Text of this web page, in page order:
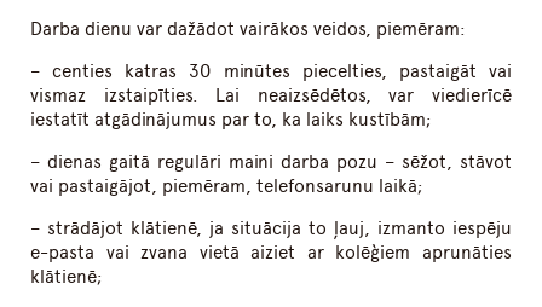
Darba dienu var dažādot vairākos veidos, piemēram:
– centies katras 30 minūtes piecelties, pastaigāt vai
vismaz izstaipīties. Lai neaizsēdētos, var viedierīcē
iestatīt atgādinājumus par to, ka laiks kustībām;
– dienas gaitā regulāri maini darba pozu – sēžot, stāvot
vai pastaigājot, piemēram, telefonsarunu laikā;
– strādājot klātienē, ja situācija to ļauj, izmanto iespēju
e-pasta vai zvana vietā aiziet ar kolēģiem aprunāties
klātienē;